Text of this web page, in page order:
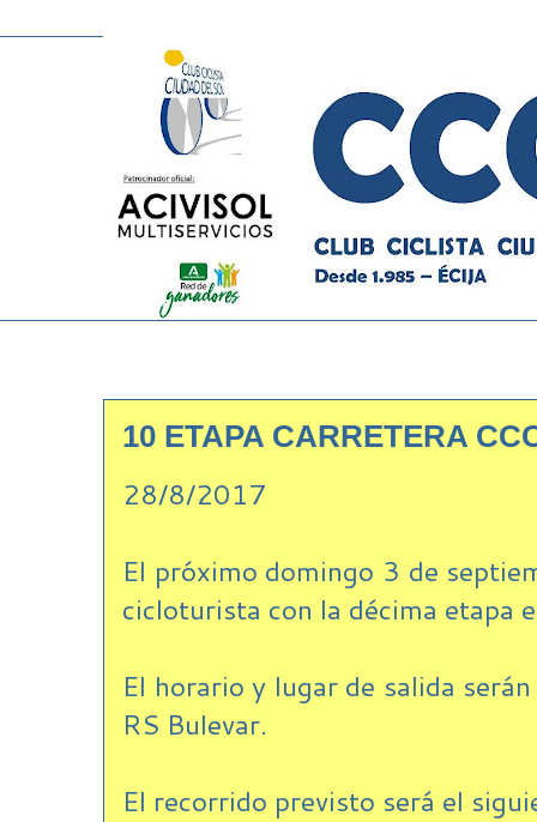
10 ETAPA CARRETERA
28/8/2017
El próximo domingo 3 de
cicloturista con la décima etapa
El horario y lugar de salida
RS Bulevar.
El recorrido previsto será el